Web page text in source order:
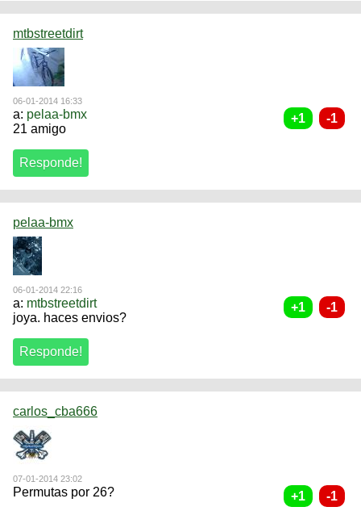
mtbstreetdirt
06-01-2014 16:33
a: pelaa-bmx
21 amigo
pelaa-bmx
06-01-2014 22:16
a: mtbstreetdirt
joya. haces envios?
carlos_cba666
07-01-2014 23:02
Permutas por 26?